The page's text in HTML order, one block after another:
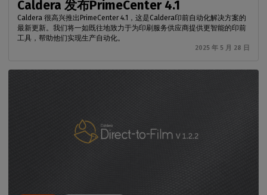
Caldera 发布PrimeCenter 4.1
Caldera 很高兴推出PrimeCenter 4.1，这是Caldera印前自动化解决方案的
最新更新。我们将一如既往地致力于为印刷服务供应商提供更智能的印前
工具，帮助他们实现生产自动化。
2025 年 5 月 28 日